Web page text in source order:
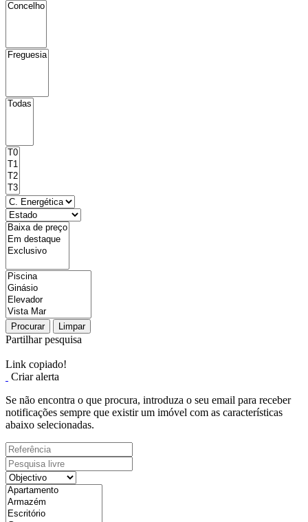
Procurar Limpar
Partilhar pesquisa
Link copiado!
Criar alerta
Se não encontra o que procura, introduza o seu email para receber
notificações sempre que existir um imóvel com as características
abaixo selecionadas.